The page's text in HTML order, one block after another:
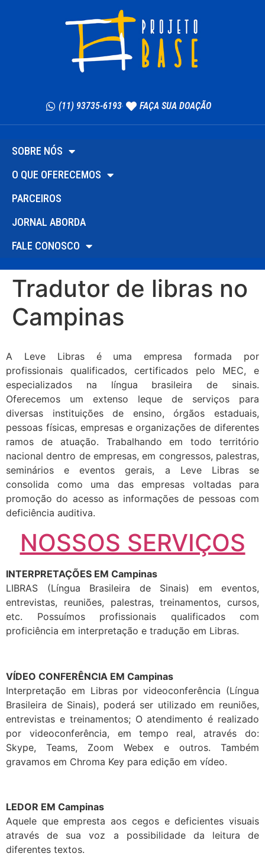
(11) 93735-6193 FAÇA SUA DOAÇÃO
SOBRE NÓS
O QUE OFERECEMOS
PARCEIROS
JORNAL ABORDA
FALE CONOSCO
Tradutor de libras no
Campinas
A Leve Libras é uma empresa formada por
profissionais qualificados, certificados pelo MEC, e
especializados na língua brasileira de sinais.
Oferecemos um extenso leque de serviços para
diversas instituições de ensino, órgãos estaduais,
pessoas físicas, empresas e organizações de diferentes
ramos de atuação. Trabalhando em todo território
nacional dentro de empresas, em congressos, palestras,
seminários e eventos gerais, a Leve Libras se
consolida como uma das empresas voltadas para
promoção do acesso as informações de pessoas com
deficiência auditiva.
NOSSOS SERVIÇOS
INTERPRETAÇÕES EM Campinas
LIBRAS (Língua Brasileira de Sinais) em eventos,
entrevistas, reuniões, palestras, treinamentos, cursos,
etc. Possuímos profissionais qualificados com
proficiência em interpretação e tradução em Libras.
VÍDEO CONFERÊNCIA EM Campinas
Interpretação em Libras por videoconferência (Língua
Brasileira de Sinais), poderá ser utilizado em reuniões,
entrevistas e treinamentos; O atendimento é realizado
por videoconferência, em tempo real, através do:
Skype, Teams, Zoom Webex e outros. Também
gravamos em Chroma Key para edição em vídeo.
LEDOR EM Campinas
Aquele que empresta aos cegos e deficientes visuais
através de sua voz a possibilidade da leitura de
diferentes textos.